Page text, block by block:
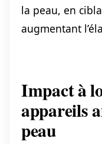
la peau, en
augmentant
Impact à
appareils
peau